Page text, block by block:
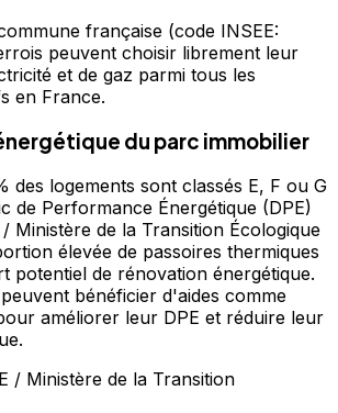
française (code INSEE:
peuvent choisir librement leur
et de gaz parmi tous les
en France.
du parc immobilier
des logements sont classés E, F ou G
de Performance Énergétique (DPE)
Ministère de la Transition Écologique
élevée de passoires thermiques
potentiel de rénovation énergétique.
bénéficier d'aides comme
améliorer leur DPE et réduire leur
/ Ministère de la Transition